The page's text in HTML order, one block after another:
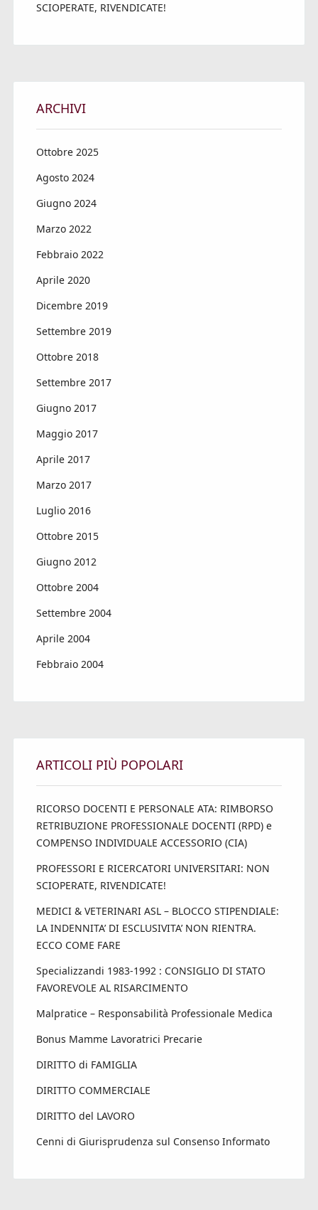
SCIOPERATE, RIVENDICATE!
ARCHIVI
Ottobre 2025
Agosto 2024
Giugno 2024
Marzo 2022
Febbraio 2022
Aprile 2020
Dicembre 2019
Settembre 2019
Ottobre 2018
Settembre 2017
Giugno 2017
Maggio 2017
Aprile 2017
Marzo 2017
Luglio 2016
Ottobre 2015
Giugno 2012
Ottobre 2004
Settembre 2004
Aprile 2004
Febbraio 2004
ARTICOLI PIÙ POPOLARI
RICORSO DOCENTI E PERSONALE ATA: RIMBORSO
RETRIBUZIONE PROFESSIONALE DOCENTI (RPD) e
COMPENSO INDIVIDUALE ACCESSORIO (CIA)
PROFESSORI E RICERCATORI UNIVERSITARI: NON
SCIOPERATE, RIVENDICATE!
MEDICI & VETERINARI ASL – BLOCCO STIPENDIALE:
LA INDENNITA’ DI ESCLUSIVITA’ NON RIENTRA.
ECCO COME FARE
Specializzandi 1983-1992 : CONSIGLIO DI STATO
FAVOREVOLE AL RISARCIMENTO
Malpratice – Responsabilità Professionale Medica
Bonus Mamme Lavoratrici Precarie
DIRITTO di FAMIGLIA
DIRITTO COMMERCIALE
DIRITTO del LAVORO
Cenni di Giurisprudenza sul Consenso Informato